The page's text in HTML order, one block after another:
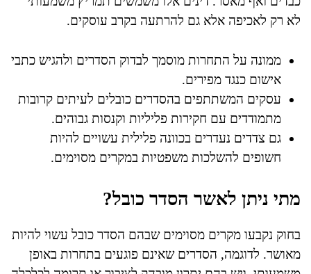
לא רק לאכיפה אלא גם להרתעה בקרב עוסקים.
ממונה על התחרות מוסמך לבדוק הסדרים ולהגיש כתבי
אישום כנגד מפירים.
עסקים המשתתפים בהסדרים כובלים לעיתים קרובות
מתמודדים עם חקירות פליליות וקנסות גבוהים.
גם צדדים נעדרים בכוונה פלילית עשויים להיות
חשופים להשלכות משפטיות במקרים מסוימים.
מתי ניתן לאשר הסדר כובל?
בחוק נקבעו מקרים מסוימים שבהם הסדר כובל עשוי להיות
מאושר. לדוגמה, הסדרים שאינם פוגעים בתחרות באופן